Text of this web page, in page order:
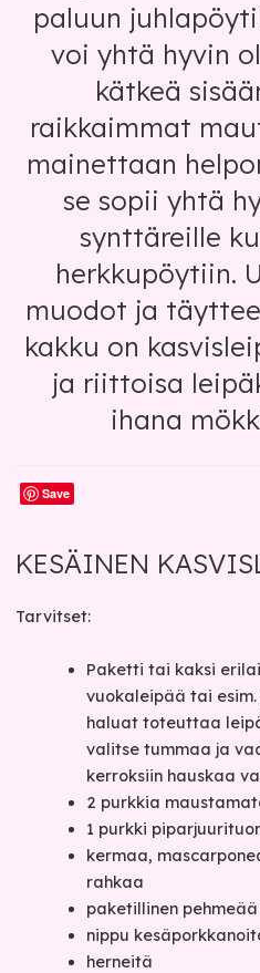
paluun
voi yhtä hyvin
kätkeä
raikkaimmat
mainettaan
se sopii yhtä
synttäreille
herkkupöytiin.
muodot ja
kakku on
ja riittoisa
ihana
Save
KESÄINEN
Tarvitset:
Paketti tai kaksi
vuokaleipää tai
haluat toteuttaa
valitse tummaa ja
kerroksiin hauskaa
2 purkkia
1 purkki
kermaa,
rahkaa
paketillinen
nippu
herneitä